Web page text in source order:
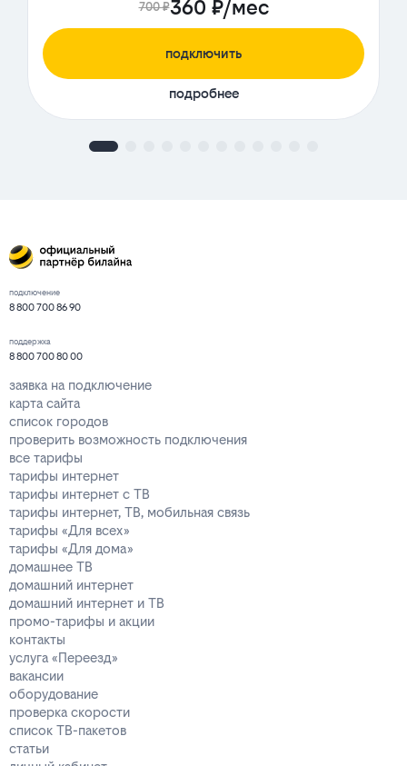
700 ₽360 ₽/мес
подключить
подробнее
подключение
8 800 700 86 90
поддержка
8 800 700 80 00
заявка на подключение
карта сайта
список городов
проверить возможность подключения
все тарифы
тарифы интернет
тарифы интернет с ТВ
тарифы интернет, ТВ, мобильная связь
тарифы «Для всех»
тарифы «Для дома»
домашнее ТВ
домашний интернет
домашний интернет и ТВ
промо-тарифы и акции
контакты
услуга «Переезд»
вакансии
оборудование
проверка скорости
список ТВ-пакетов
статьи